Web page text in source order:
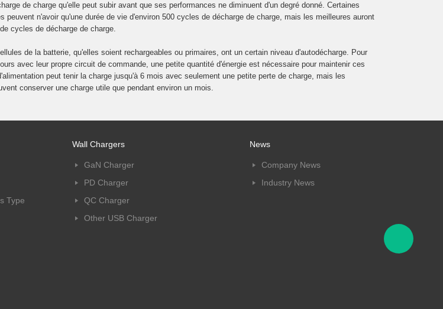
de charge qu'elle peut subir avant que ses performances ne diminuent d'un degré donné. Certaines
peuvent n'avoir qu'une durée de vie d'environ 500 cycles de décharge de charge, mais les meilleures auront
cycles de décharge de charge.
de la batterie, qu'elles soient rechargeables ou primaires, ont un certain niveau d'autodécharge. Pour
avec leur propre circuit de commande, une petite quantité d'énergie est nécessaire pour maintenir ces
peut tenir la charge jusqu'à 6 mois avec seulement une petite perte de charge, mais les
conserver une charge utile que pendant environ un mois.
Type
Wall Chargers
GaN Charger
PD Charger
QC Charger
Other USB Charger
News
Company News
Industry News